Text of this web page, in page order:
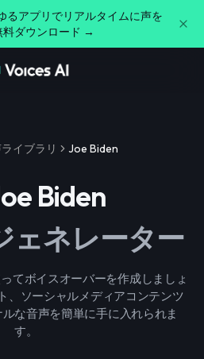
るアプリでリアルタイムに声を
料ダウンロード →
イブラリ Joe Biden
Biden
ェネレーター
てボイスオーバーを作成しましょ
、ソーシャルメディアコンテンツ
な音声を簡単に手に入れられま
す。